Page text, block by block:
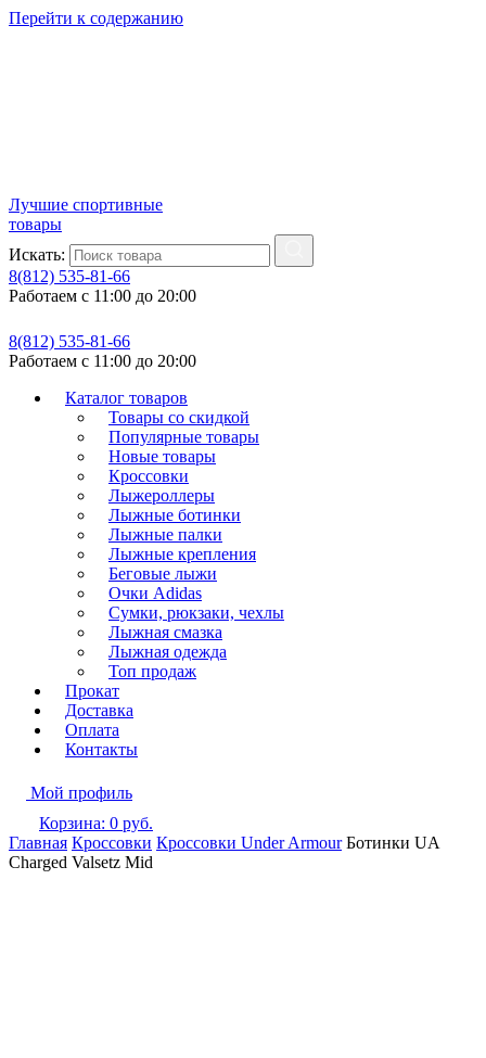
Перейти к содержанию
Лучшие спортивные
товары
Искать:
8(812) 535-81-66
Работаем с 11:00 до 20:00
8(812) 535-81-66
Работаем с 11:00 до 20:00
Каталог товаров
Товары со скидкой
Популярные товары
Новые товары
Кроссовки
Лыжероллеры
Лыжные ботинки
Лыжные палки
Лыжные крепления
Беговые лыжи
Очки Adidas
Сумки, рюкзаки, чехлы
Лыжная смазка
Лыжная одежда
Топ продаж
Прокат
Доставка
Оплата
Контакты
Мой профиль
Корзина: 0 руб.
Главная Кроссовки Кроссовки Under Armour Ботинки UA
Charged Valsetz Mid